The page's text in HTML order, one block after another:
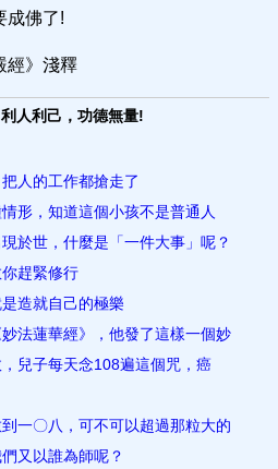
成佛了!
經》淺釋
人利己，功德無量!
人的工作都搶走了
形，知道這個小孩不是普通人
於世，什麼是「一件大事」呢？
趕緊修行
造就自己的極樂
法蓮華經》，他發了這樣一個妙
兒子每天念108遍這個咒，癌
一〇八，可不可以超過那粒大的
又以誰為師呢？